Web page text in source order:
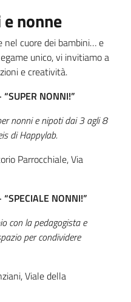
nonne
nel cuore dei bambini… e
unico, vi invitiamo a
e creatività.
NONNI!”
nonni e nipoti dai 3 agli 8
di Happylab.
Parrocchiale, Via
NONNI!”
con la pedagogista e
per condividere
Viale della